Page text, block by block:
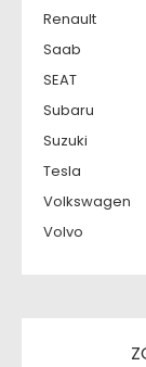
Renault
Saab
SEAT
Subaru
Suzuki
Tesla
Volkswagen
Volvo